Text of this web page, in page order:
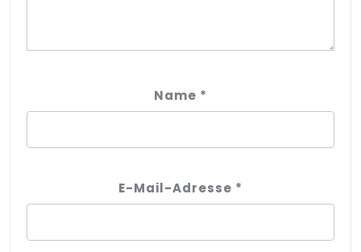
Name *
E-Mail-Adresse *